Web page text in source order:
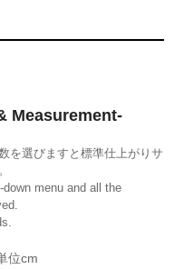
Measurement-
を選びますと標準仕上がりサ
menu and all the
位cm